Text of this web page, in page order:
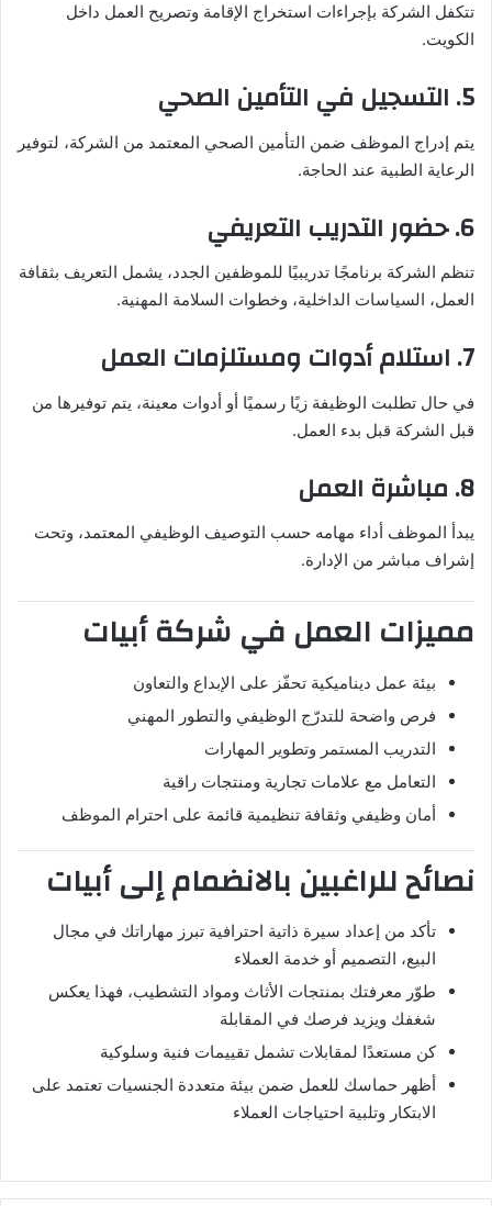
تتكفل الشركة بإجراءات استخراج الإقامة وتصريح العمل داخل
الكويت.
5. التسجيل في التأمين الصحي
يتم إدراج الموظف ضمن التأمين الصحي المعتمد من الشركة، لتوفير
الرعاية الطبية عند الحاجة.
6. حضور التدريب التعريفي
تنظم الشركة برنامجًا تدريبيًا للموظفين الجدد، يشمل التعريف بثقافة
العمل، السياسات الداخلية، وخطوات السلامة المهنية.
7. استلام أدوات ومستلزمات العمل
في حال تطلبت الوظيفة زيًا رسميًا أو أدوات معينة، يتم توفيرها من
قبل الشركة قبل بدء العمل.
8. مباشرة العمل
يبدأ الموظف أداء مهامه حسب التوصيف الوظيفي المعتمد، وتحت
إشراف مباشر من الإدارة.
مميزات العمل في شركة أبيات
بيئة عمل ديناميكية تحفّز على الإبداع والتعاون
فرص واضحة للتدرّج الوظيفي والتطور المهني
التدريب المستمر وتطوير المهارات
التعامل مع علامات تجارية ومنتجات راقية
أمان وظيفي وثقافة تنظيمية قائمة على احترام الموظف
نصائح للراغبين بالانضمام إلى أبيات
تأكد من إعداد سيرة ذاتية احترافية تبرز مهاراتك في مجال
البيع، التصميم أو خدمة العملاء
طوّر معرفتك بمنتجات الأثاث ومواد التشطيب، فهذا يعكس
شغفك ويزيد فرصك في المقابلة
كن مستعدًا لمقابلات تشمل تقييمات فنية وسلوكية
أظهر حماسك للعمل ضمن بيئة متعددة الجنسيات تعتمد على
الابتكار وتلبية احتياجات العملاء